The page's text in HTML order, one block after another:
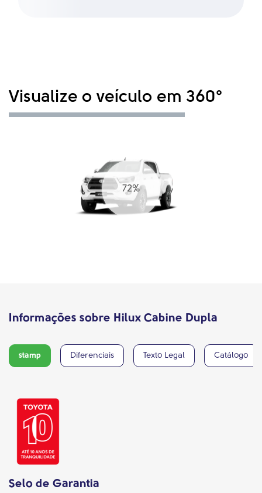
Visualize o veículo em 360°
79%
Informações sobre Hilux Cabine Dupla
stamp Diferenciais Texto Legal Catálogo
Selo de Garantia